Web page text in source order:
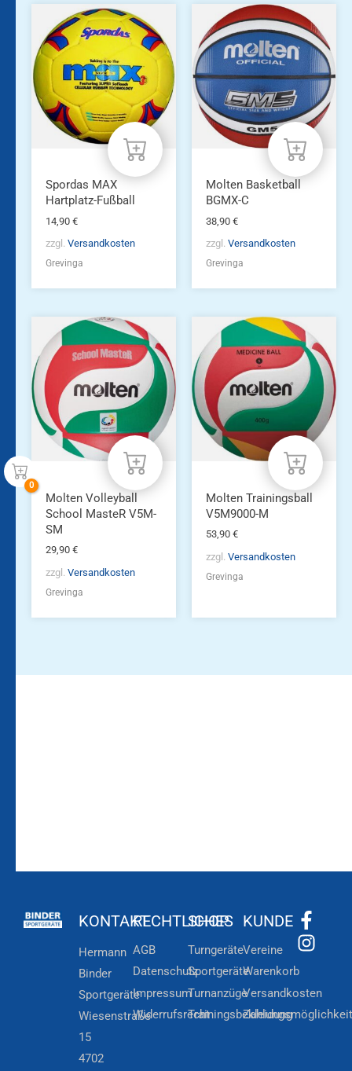
Spordas MAX
Hartplatz-Fußball
14,90 €
zzgl. Versandkosten
Grevinga
Molten Basketball
BGMX-C
38,90 €
zzgl. Versandkosten
Grevinga
Molten Volleyball
School MasteR V5M-
SM
29,90 €
zzgl. Versandkosten
Grevinga
Molten Trainingsball
V5M9000-M
53,90 €
zzgl. Versandkosten
Grevinga
KONTAKT
Hermann
Binder
Sportgeräte
Wiesenstraße
15
4702
RECHTLICHES
AGB
Datenschutz
Impressum
Widerrufsrecht
SHOP
Turngeräte
Sportgeräte
Turnanzüge
Trainingsbekleidung
KUNDE
Vereine
Warenkorb
Versandkosten